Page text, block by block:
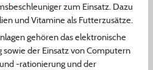
zum Einsatz. Dazu
und Vitamine als Futterzusätze.
gehören das elektronische
der Einsatz von Computern
-rationierung und der